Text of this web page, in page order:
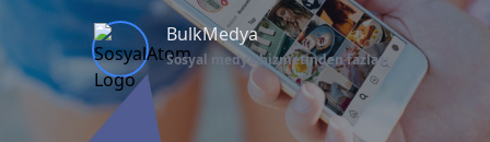
BulkMedya
Sosyal medya hizmetinden fazlası...